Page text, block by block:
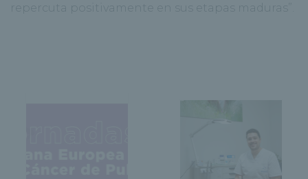
repercuta positivamente en sus etapas maduras”.